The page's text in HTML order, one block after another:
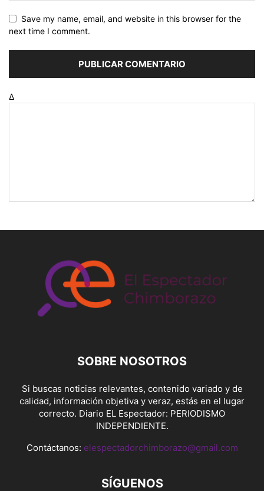
Save my name, email, and website in this browser for the
next time I comment.
Δ
SOBRE NOSOTROS
Si buscas noticias relevantes, contenido variado y de
calidad, información objetiva y veraz, estás en el lugar
correcto. Diario EL Espectador: PERIODISMO
INDEPENDIENTE.
Contáctanos: elespectadorchimborazo@gmail.com
SÍGUENOS